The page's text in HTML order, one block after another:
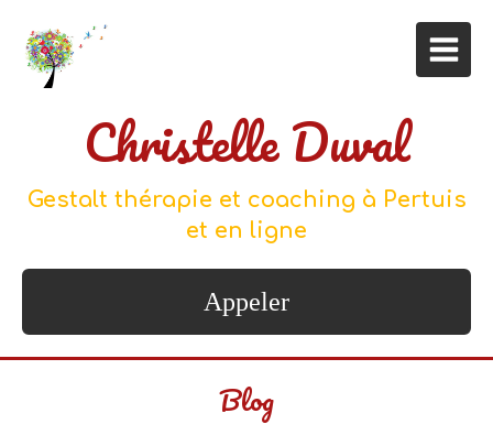
Christelle Duval
Gestalt thérapie et coaching à Pertuis
et en ligne
Appeler
Blog